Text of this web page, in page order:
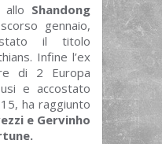
allo Shandong
gennaio,
il titolo
Infine l’ex
di 2 Europa
e accostato
ha raggiunto
e Gervinho